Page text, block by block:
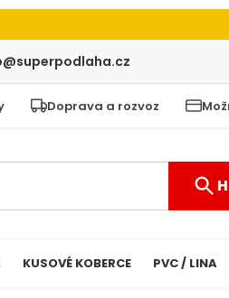
Doprava a rozvoz
KUSOVÉ KOBERCE PVC / LINA